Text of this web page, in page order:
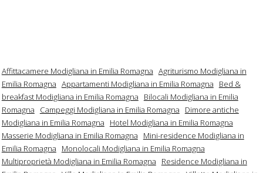
Affittacamere Modigliana in Emilia Romagna Agriturismo Modigliana in
Emilia Romagna Appartamenti Modigliana in Emilia Romagna
Bed &
breakfast Modigliana in Emilia Romagna
Bilocali Modigliana in Emilia
Romagna
Campeggi Modigliana in Emilia Romagna
Dimore antiche
Modigliana in Emilia Romagna
Hotel Modigliana in Emilia Romagna
Masserie Modigliana in Emilia Romagna
Mini-residence Modigliana in
Emilia Romagna
Monolocali Modigliana in Emilia Romagna
Multiproprietà Modigliana in Emilia Romagna
Residence Modigliana in